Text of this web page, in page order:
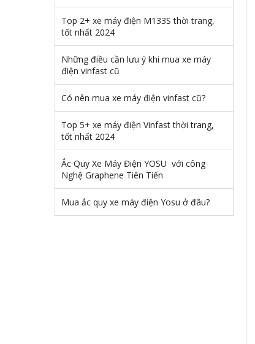
Top 2+ xe máy điện M133S thời trang,
tốt nhất 2024
Những điều cần lưu ý khi mua xe máy
điện vinfast cũ
Có nên mua xe máy điện vinfast cũ?
Top 5+ xe máy điện Vinfast thời trang,
tốt nhất 2024
Ắc Quy Xe Máy Điện YOSU với công
Nghệ Graphene Tiên Tiến
Mua ắc quy xe máy điện Yosu ở đâu?